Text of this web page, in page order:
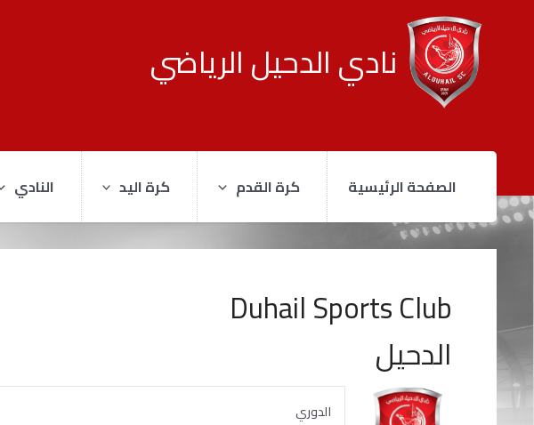
نادي الدحيل الرياضي
الصفحة الرئيسية كرة القدم كرة اليد النادي
Duhail Sports Club
الدحيل
الدوري